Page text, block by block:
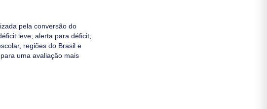
pela conversão do
leve; alerta para déficit;
regiões do Brasil e
uma avaliação mais